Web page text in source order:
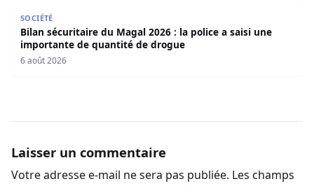
SOCIÉTÉ
Bilan sécuritaire du Magal 2026 : la police a saisi une
importante de quantité de drogue
6 août 2026
Laisser un commentaire
Votre adresse e-mail ne sera pas publiée. Les champs